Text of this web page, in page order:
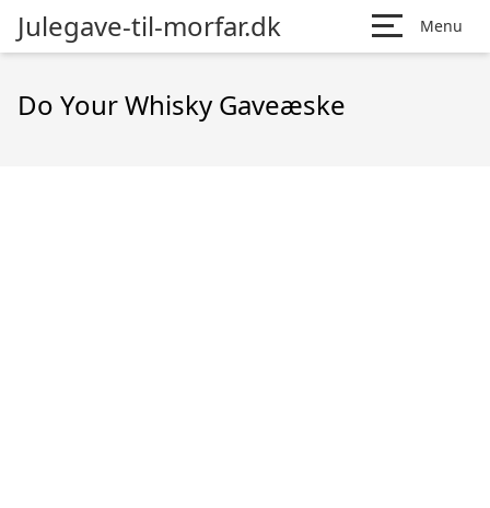
Julegave-til-morfar.dk Menu
Do Your Whisky Gaveæske